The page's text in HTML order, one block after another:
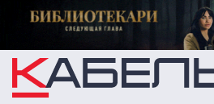
Перейти к основному содержанию